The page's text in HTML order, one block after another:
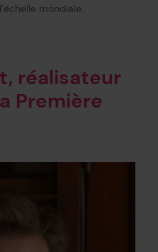
mondiale.
réalisateur
Première